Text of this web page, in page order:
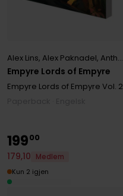
Empyre Lords of Empyre
Alex Lins, Alex Paknadel, Anthony Oliveira
Empyre Lords of Empyre Vol. 2
19900
179,10
Medlem
Kun 2 igjen